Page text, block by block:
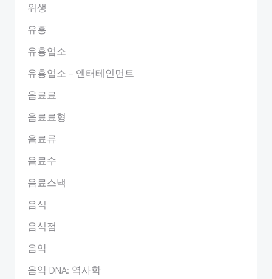
위생
유흥
유흥업소
유흥업소 – 엔터테인먼트
음료료
음료료형
음료류
음료수
음료스낵
음식
음식점
음악
음악 DNA: 역사학